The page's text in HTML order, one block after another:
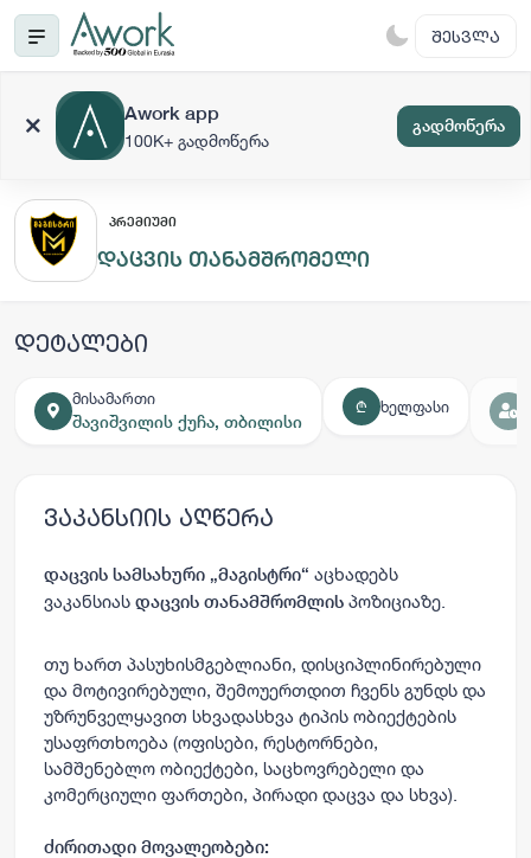
ᲨᲔᲡᲕᲚᲐ
Awork app
100K+ გადმოწერა
გადმოწერა
ᲞᲠᲔᲛᲘᲣᲛᲘ
დაცვის თანამშრომელი
დეტალები
მისამართი
შავიშვილის ქუჩა, თბილისი
₾ ხელფასი
ვაკანსიის აღწერა
დაცვის სამსახური „მაგისტრი“ აცხადებს
ვაკანსიას დაცვის თანამშრომლის პოზიციაზე.
თუ ხართ პასუხისმგებლიანი, დისციპლინირებული
და მოტივირებული, შემოუერთდით ჩვენს გუნდს და
უზრუნველყავით სხვადასხვა ტიპის ობიექტების
უსაფრთხოება (ოფისები, რესტორნები,
სამშენებლო ობიექტები, საცხოვრებელი და
კომერციული ფართები, პირადი დაცვა და სხვა).
ძირითადი მოვალეობები: